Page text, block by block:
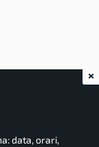
data, orari,
×